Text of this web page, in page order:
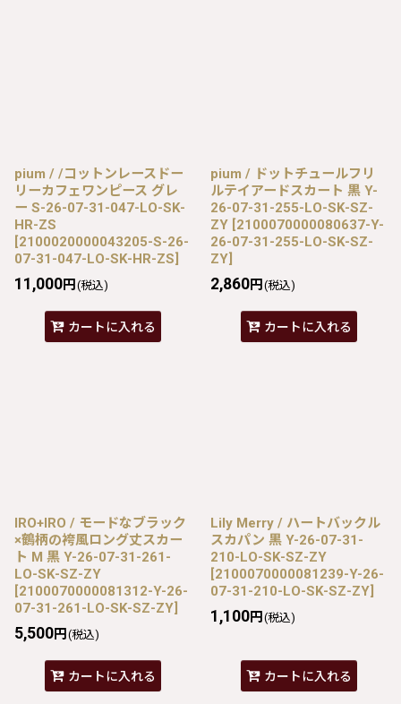
pium / /コットンレースドー
リーカフェワンピース グレ
ー S-26-07-31-047-LO-SK-
HR-ZS
[2100020000043205-S-26-
07-31-047-LO-SK-HR-ZS]
11,000円 (税込)
カートに入れる
pium / ドットチュールフリ
ルテイアードスカート 黒 Y-
26-07-31-255-LO-SK-SZ-
ZY [2100070000080637-Y-
26-07-31-255-LO-SK-SZ-
ZY]
2,860円 (税込)
カートに入れる
IRO+IRO / モードなブラック
×鶴柄の袴風ロング丈スカー
ト M 黒 Y-26-07-31-261-
LO-SK-SZ-ZY
[2100070000081312-Y-26-
07-31-261-LO-SK-SZ-ZY]
5,500円 (税込)
カートに入れる
Lily Merry / ハートバックル
スカパン 黒 Y-26-07-31-
210-LO-SK-SZ-ZY
[2100070000081239-Y-26-
07-31-210-LO-SK-SZ-ZY]
1,100円 (税込)
カートに入れる